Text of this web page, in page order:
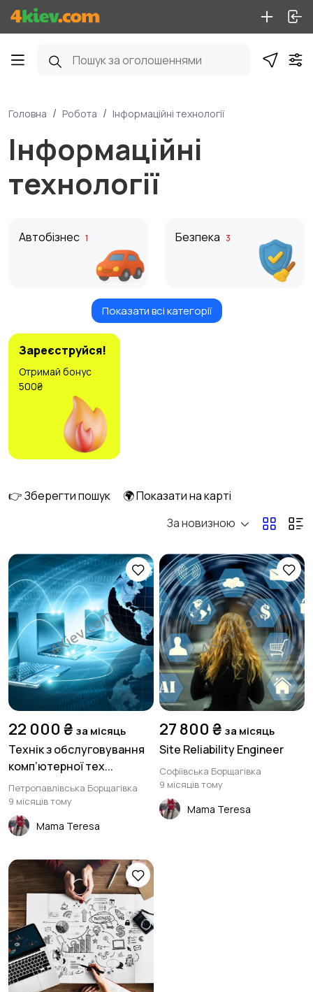
Головна Робота Інформаційні технології
Інформаційні
технології
Автобізнес 1 Безпека 3
Клінінг та послуги 3 Топ-менеджмент
Державна служба
2
Інформаційні
технології 3
Мистецтво та
розваги 4
Магазини 3 Маркетинг і реклама
3
Медицина Початок кар'єри
Освіта та наука Офісний персонал
Логістика та закупівлі
3
Виробництво 3
Показати всі категорії
Зареєструйся!
Отримай бонус
500₴
👉 Зберегти пошук
🌍 Показати на карті
За новизною
22 000 ₴ за місяць
Технік з обслуговування
комп’ютерної тех...
Петропавлівська Борщагівка
9 місяців тому
Mama Teresa
27 800 ₴ за місяць
Site Reliability Engineer
Софіївська Борщагівка
9 місяців тому
Mama Teresa